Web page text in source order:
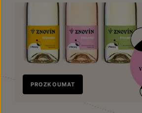
Nově
v prodeji
PROZKOUMAT